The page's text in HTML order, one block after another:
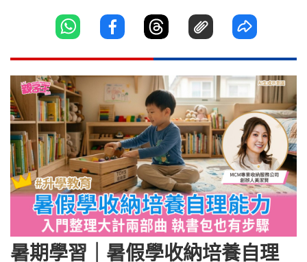
暑期學習｜暑假學收納培養自理